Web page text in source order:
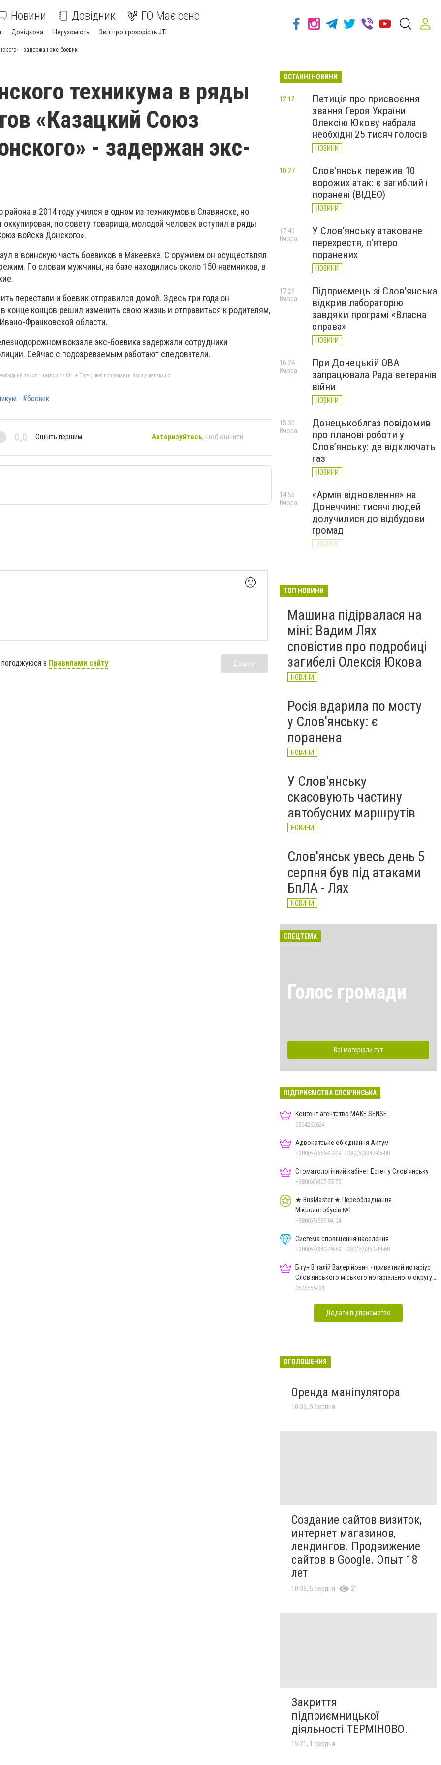
Новини Довідник ГО Має сенс
Довідкова Нерухомість Звіт про прозорість JTI
- задержан экс-боевик
техникума в ряды
«Казацкий Союз
- задержан экс-
в 2014 году учился в одном из техникумов в Славянске, но
оккупирован, по совету товарища, молодой человек вступил в ряды
войска Донского».
в воинскую часть боевиков в Макеевке. С оружием он осуществлял
По словам мужчины, на базе находились около 150 наемников, в
перестали и боевик отправился домой. Здесь три года он
конце концов решил изменить свою жизнь и отправиться к родителям,
Франковской области.
вокзале экс-боевика задержали сотрудники
Сейчас с подозреваемым работают следователи.
текст і натисніть Ctrl + Enter, щоб повідомити про це редакцію
#боевик
0,0 Оцініть першим Авторизуйтесь, щоб оцінити
🙂
з Правилами сайту Додати
ОСТАННІ НОВИНИ
Петиція про присвоєння
звання Героя України
Олексію Юкову набрала
необхідні 25 тисяч голосів
НОВИНИ
12:12
Слов'янськ пережив 10
ворожих атак: є загиблий і
поранені (ВІДЕО)
НОВИНИ
10:27
У Слов’янську атаковане
перехрестя, п'ятеро
поранених
НОВИНИ
17:40
Вчора
Підприємець зі Слов'янська
відкрив лабораторію
завдяки програмі «Власна
справа»
НОВИНИ
17:24
Вчора
При Донецькій ОВА
запрацювала Рада ветеранів
війни
НОВИНИ
16:24
Вчора
Донецькоблгаз повідомив
про планові роботи у
Слов’янську: де відключать
газ
НОВИНИ
15:30
Вчора
«Армія відновлення» на
Донеччині: тисячі людей
долучилися до відбудови
громад
НОВИНИ
14:55
Вчора
працюють на Донеччині
НОВИНИ
ТОП НОВИНИ
Машина підірвалася на
міні: Вадим Лях
сповістив про подробиці
загибелі Олексія Юкова
НОВИНИ
Росія вдарила по мосту
у Слов'янську: є
поранена
НОВИНИ
У Слов'янську
скасовують частину
автобусних маршрутів
НОВИНИ
Слов'янськ увесь день 5
серпня був під атаками
БпЛА - Лях
НОВИНИ
СПЕЦТЕМА
Голос громади
Всі матеріали тут
ПІДПРИЄМСТВА СЛОВ'ЯНСЬКА
Контент агентство MAKE SENSE
0504262624
Адвокатське об'єднання Актум
+380(67)566-47-09, +380(50)347-05-80
Стоматологічний кабінет Естет у Слов'янську
+380(66)307-55-75
★ BusMaster ★ Переобладнання
Мікроавтобусів №1
+380(67)599-04-04
Система сповіщення населення
+380(67)340-49-59, +380(67)350-44-68
Бігун Віталій Валерійович - приватний нотаріус
Слов'янського міського нотаріального округу
Дон.обл.
0506555431
Додати підприємство
ОГОЛОШЕННЯ
Оренда маніпулятора
10:36, 5 серпня
Создание сайтов визиток,
интернет магазинов,
лендингов. Продвижение
сайтов в Google. Опыт 18
лет
10:36, 5 серпня 21
Закриття
підприємницької
діяльності ТЕРМІНОВО.
15:21, 1 серпня